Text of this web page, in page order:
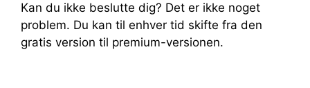
Kan du ikke beslutte dig? Det er ikke noget
problem. Du kan til enhver tid skifte fra den
gratis version til premium-versionen.